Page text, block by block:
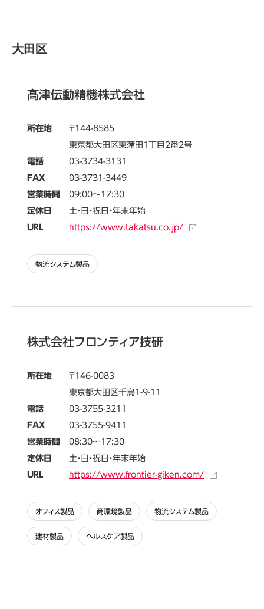
大田区
髙津伝動精機株式会社
所在地
144-8585
東京都大田区東蒲田1丁目2番2号
電話
03-3734-3131
FAX
03-3731-3449
営業時間
09:00～17:30
定休日
土・日・祝日・年末年始
URL
https://www.takatsu.co.jp/
物流システム製品
株式会社フロンティア技研
所在地
146-0083
東京都大田区千鳥1-9-11
電話
03-3755-3211
FAX
03-3755-9411
営業時間
08:30～17:30
定休日
土・日・祝日・年末年始
URL
https://www.frontier-giken.com/
オフィス製品 商環境製品 物流システム製品
建材製品 ヘルスケア製品